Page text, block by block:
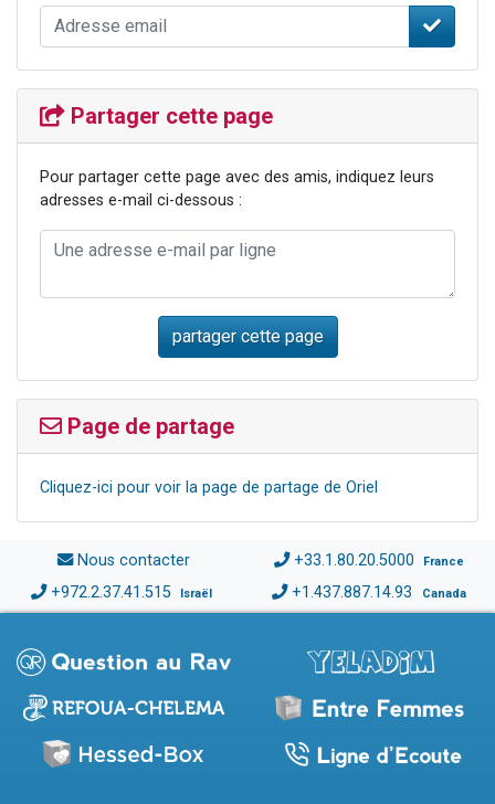
Partager cette page
Pour partager cette page avec des amis, indiquez leurs
adresses e-mail ci-dessous :
Page de partage
Cliquez-ici pour voir la page de partage de Oriel
Nous contacter +33.1.80.20.5000 France
+972.2.37.41.515 Israël +1.437.887.14.93 Canada